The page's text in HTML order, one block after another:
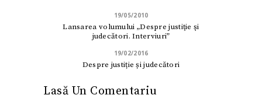
19/05/2010
Lansarea volumului „Despre justiţie şi
judecători. Interviuri”
19/02/2016
Despre justiție și judecători
Lasă Un Comentariu